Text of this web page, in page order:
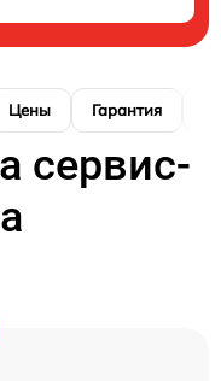
Цены Гарантия
сервис-